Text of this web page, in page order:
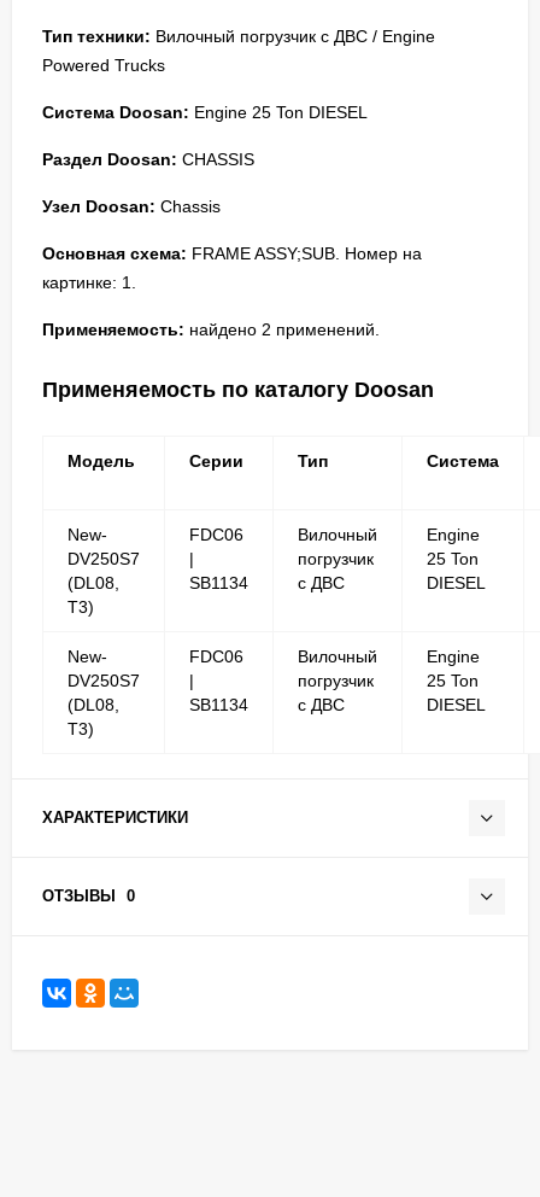
Тип техники: Вилочный погрузчик с ДВС / Engine
Powered Trucks
Система Doosan: Engine 25 Ton DIESEL
Раздел Doosan: CHASSIS
Узел Doosan: Chassis
Основная схема: FRAME ASSY;SUB. Номер на
картинке: 1.
Применяемость: найдено 2 применений.
Применяемость по каталогу Doosan
Модель Серии Тип Система
New-
DV250S7
(DL08,
T3)
FDC06
|
SB1134
Вилочный
погрузчик
с ДВС
Engine
25 Ton
DIESEL
New-
DV250S7
(DL08,
T3)
FDC06
|
SB1134
Вилочный
погрузчик
с ДВС
Engine
25 Ton
DIESEL
ХАРАКТЕРИСТИКИ
ОТЗЫВЫ 0